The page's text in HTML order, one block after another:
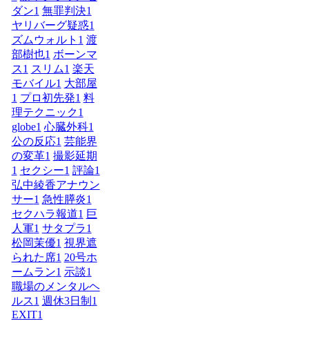
ダン1 無罪判決1
ヤリバーグ疑惑1
ズムウォルト 1 渡
部樹也1 ボーンマ
ス1 スリム1 楽天
モバイル1 大部屋
1 プロ初先発1 料
理テクニック1
globe1 心臓外科1
公の反応1 芸能界
の変革1 撮影延期
1 セクシー1 評論1
弘中綾香アナウン
サー1 急性膵炎1
セクハラ報道1 巨
人軍1 サタプラ1
松岡茉優1 視界遮
られた席1 20号ホ
ームラン1 示談1
職場のメンタルヘ
ルス1 週休3日制 1
EXIT1